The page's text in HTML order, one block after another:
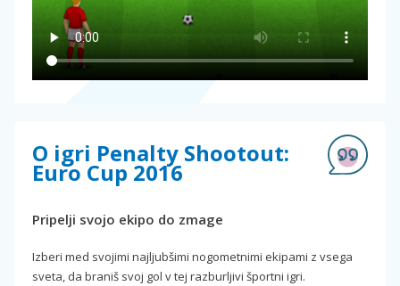
O igri Penalty Shootout:
Euro Cup 2016
Pripelji svojo ekipo do zmage
Izberi med svojimi najljubšimi nogometnimi ekipami z vsega
sveta, da braniš svoj gol v tej razburljivi športni igri.